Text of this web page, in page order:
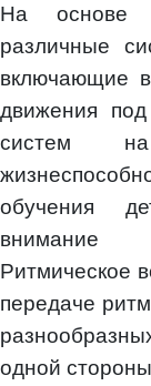
На основе
различные
включающие
движения
систем
обучения
внимание
Ритмическое
передаче
одной